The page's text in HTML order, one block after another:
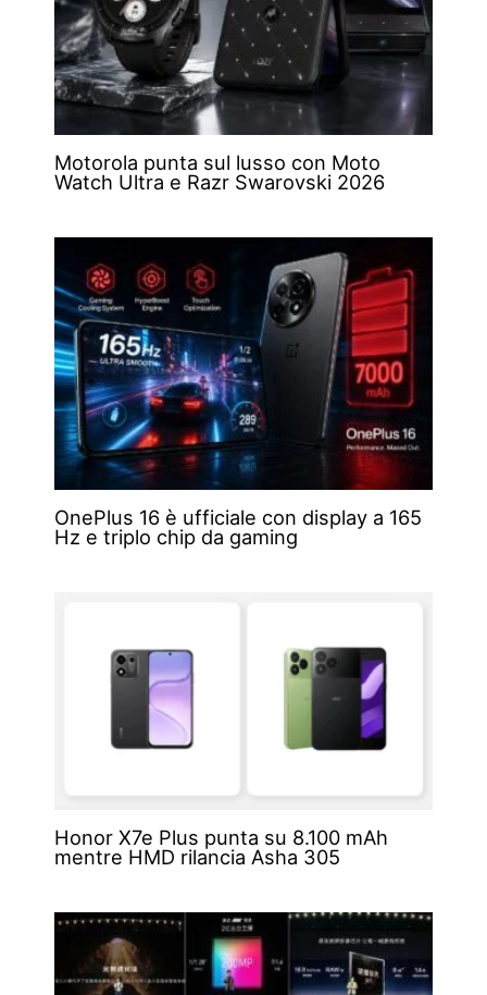
Motorola punta sul lusso con Moto
Watch Ultra e Razr Swarovski 2026
OnePlus 16 è ufficiale con display a 165
Hz e triplo chip da gaming
Honor X7e Plus punta su 8.100 mAh
mentre HMD rilancia Asha 305